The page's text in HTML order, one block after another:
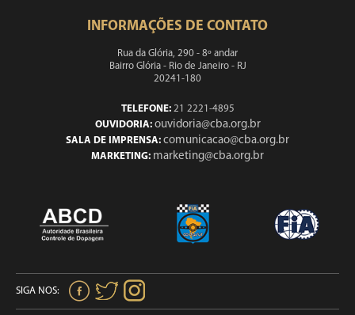
INFORMAÇÕES DE CONTATO
Rua da Glória, 290 - 8º andar
Bairro Glória - Rio de Janeiro - RJ
20241-180
TELEFONE:21 2221-4895
OUVIDORIA: ouvidoria@cba.org.br
SALA DE IMPRENSA: comunicacao@cba.org.br
MARKETING: marketing@cba.org.br
SIGA NOS: